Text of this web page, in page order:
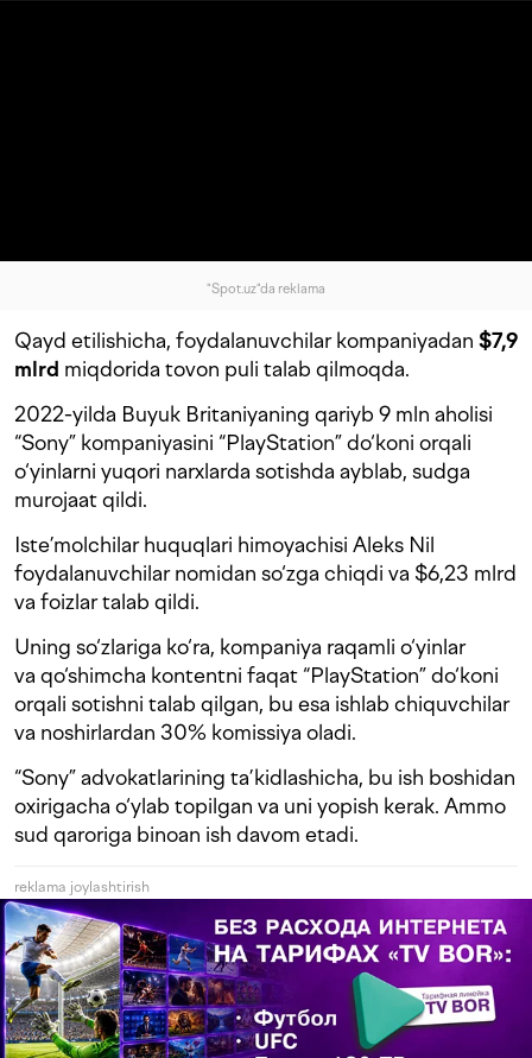
"Spot.uz"da reklama
Qayd etilishicha, foydalanuvchilar kompaniyadan $7,9
mlrd miqdorida tovon puli talab qilmoqda.
2022-yilda Buyuk Britaniyaning qariyb 9 mln aholisi
“Sony” kompaniyasini “PlayStation” do‘koni orqali
o‘yinlarni yuqori narxlarda sotishda ayblab, sudga
murojaat qildi.
Iste’molchilar huquqlari himoyachisi Aleks Nil
foydalanuvchilar nomidan so‘zga chiqdi va $6,23 mlrd
va foizlar talab qildi.
Uning so‘zlariga ko‘ra, kompaniya raqamli o‘yinlar
va qo‘shimcha kontentni faqat “PlayStation” do‘koni
orqali sotishni talab qilgan, bu esa ishlab chiquvchilar
va noshirlardan 30% komissiya oladi.
“Sony” advokatlarining ta’kidlashicha, bu ish boshidan
oxirigacha o‘ylab topilgan va uni yopish kerak. Ammo
sud qaroriga binoan ish davom etadi.
reklama joylashtirish